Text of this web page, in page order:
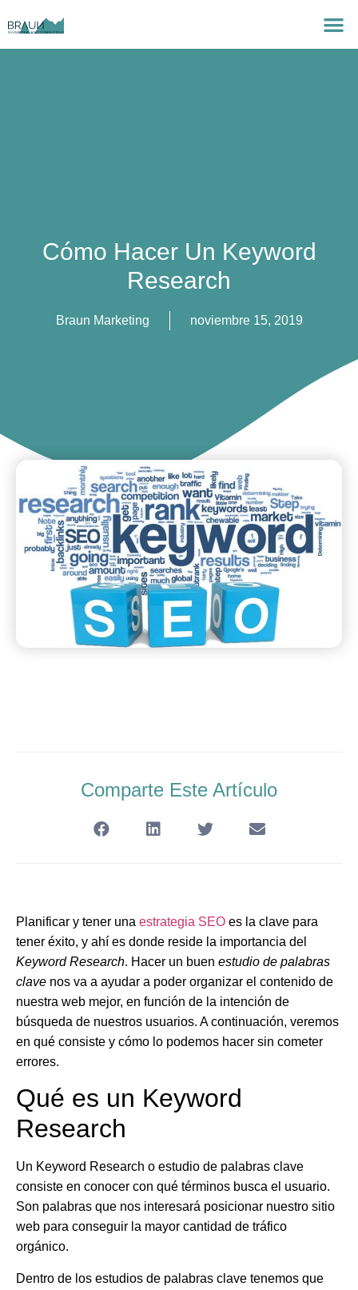
Cómo Hacer Un Keyword
Research
Braun Marketing noviembre 15, 2019
Comparte Este Artículo
Planificar y tener una estrategia SEO es la clave para
tener éxito, y ahí es donde reside la importancia del
Keyword Research. Hacer un buen estudio de palabras
clave nos va a ayudar a poder organizar el contenido de
nuestra web mejor, en función de la intención de
búsqueda de nuestros usuarios. A continuación, veremos
en qué consiste y cómo lo podemos hacer sin cometer
errores.
Qué es un Keyword
Research
Un Keyword Research o estudio de palabras clave
consiste en conocer con qué términos busca el usuario.
Son palabras que nos interesará posicionar nuestro sitio
web para conseguir la mayor cantidad de tráfico
orgánico.
Dentro de los estudios de palabras clave tenemos que